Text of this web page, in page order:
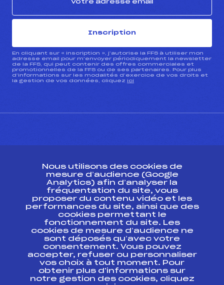
Inscription
En cliquant sur « inscription », j’autorise la FFS à utiliser mon
adresse email pour m’envoyer périodiquement la newsletter
de la FFS, qui peut contenir des offres commerciales et
promotionnelles de la FFS ou de ses partenaires. Pour plus
d’informations sur les modalités d’exercice de vos droits et
la gestion de vos données, cliquez ici
Ressources
Pass’Neige
Projet sportif fédéral
Projet de performance fédéral
Antidopage
Pôle Développement, Formation, Suivi
Scientifique
Listes ministérielles
Pôle vie de l’athlète
Nous utilisons des cookies de
mesure d’audience (Google
Analytics) afin d’analyser la
fréquentation du site, vous
proposer du contenu vidéo et les
performances du site, ainsi que des
cookies permettant le
fonctionnement du site. Les
cookies de mesure d’audience ne
sont déposés qu’avec votre
consentement. Vous pouvez
accepter, refuser ou personnaliser
vos choix à tout moment. Pour
obtenir plus d'informations sur
notre gestion des cookies, cliquez